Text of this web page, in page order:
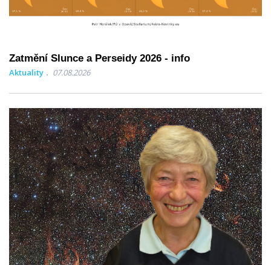
Zatmění Slunce a Perseidy 2026 - info
Aktuality 07.08.2026